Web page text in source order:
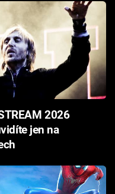
2026
jen na